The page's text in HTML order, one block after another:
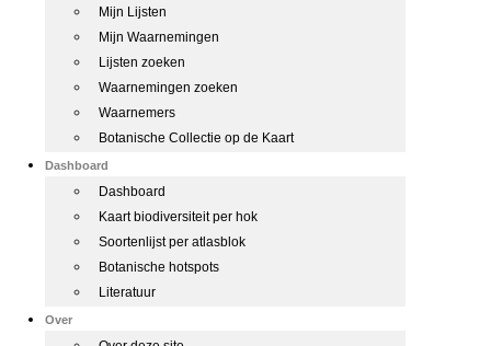
Mijn Lijsten
Mijn Waarnemingen
Lijsten zoeken
Waarnemingen zoeken
Waarnemers
Botanische Collectie op de Kaart
Dashboard
Dashboard
Kaart biodiversiteit per hok
Soortenlijst per atlasblok
Botanische hotspots
Literatuur
Over